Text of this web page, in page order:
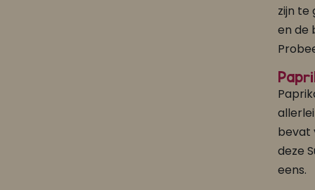
zijn te
en de
bevat
deze
eens.